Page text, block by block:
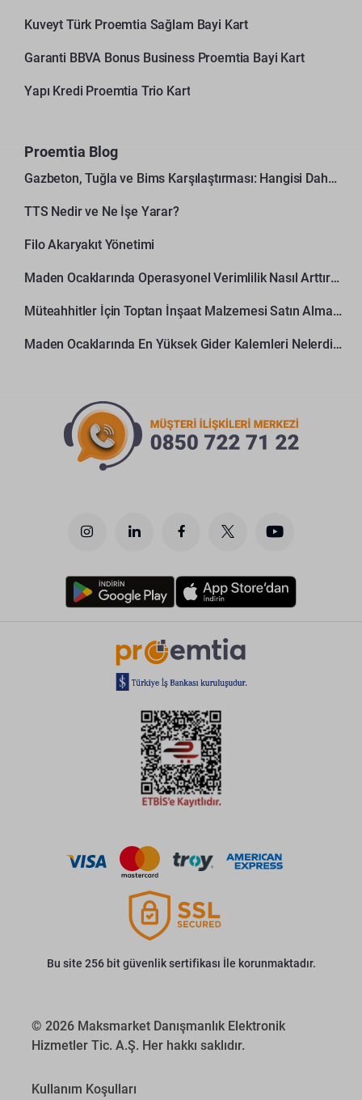
Kuveyt Türk Proemtia Sağlam Bayi Kart
Garanti BBVA Bonus Business Proemtia Bayi Kart
Yapı Kredi Proemtia Trio Kart
Proemtia Blog
Gazbeton, Tuğla ve Bims Karşılaştırması: Hangisi Daha Avantajlı?
TTS Nedir ve Ne İşe Yarar?
Filo Akaryakıt Yönetimi
Maden Ocaklarında Operasyonel Verimlilik Nasıl Arttırılır?
Müteahhitler İçin Toptan İnşaat Malzemesi Satın Alma Rehberi
Maden Ocaklarında En Yüksek Gider Kalemleri Nelerdir?
Bu site 256 bit güvenlik sertifikası İle korunmaktadır.
© 2026 Maksmarket Danışmanlık Elektronik
Hizmetler Tic. A.Ş. Her hakkı saklıdır.
Kullanım Koşulları